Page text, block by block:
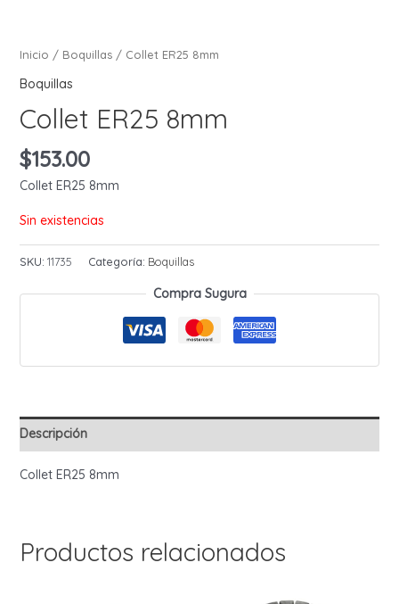
Inicio / Boquillas/ Collet ER25 8mm
Boquillas
Collet ER25 8mm
$153.00
Collet ER25 8mm
Sin existencias
SKU: 11735 Categoría: Boquillas
Compra Sugura
Descripción
Collet ER25 8mm
Productos relacionados